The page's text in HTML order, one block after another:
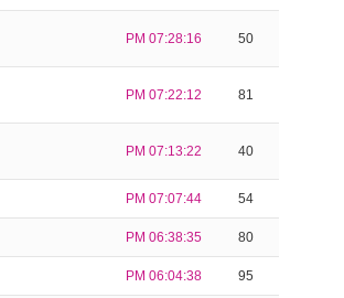
PM 07:28:16 50
PM 07:22:12 81
PM 07:13:22 40
PM 07:07:44 54
PM 06:38:35 80
PM 06:04:38 95